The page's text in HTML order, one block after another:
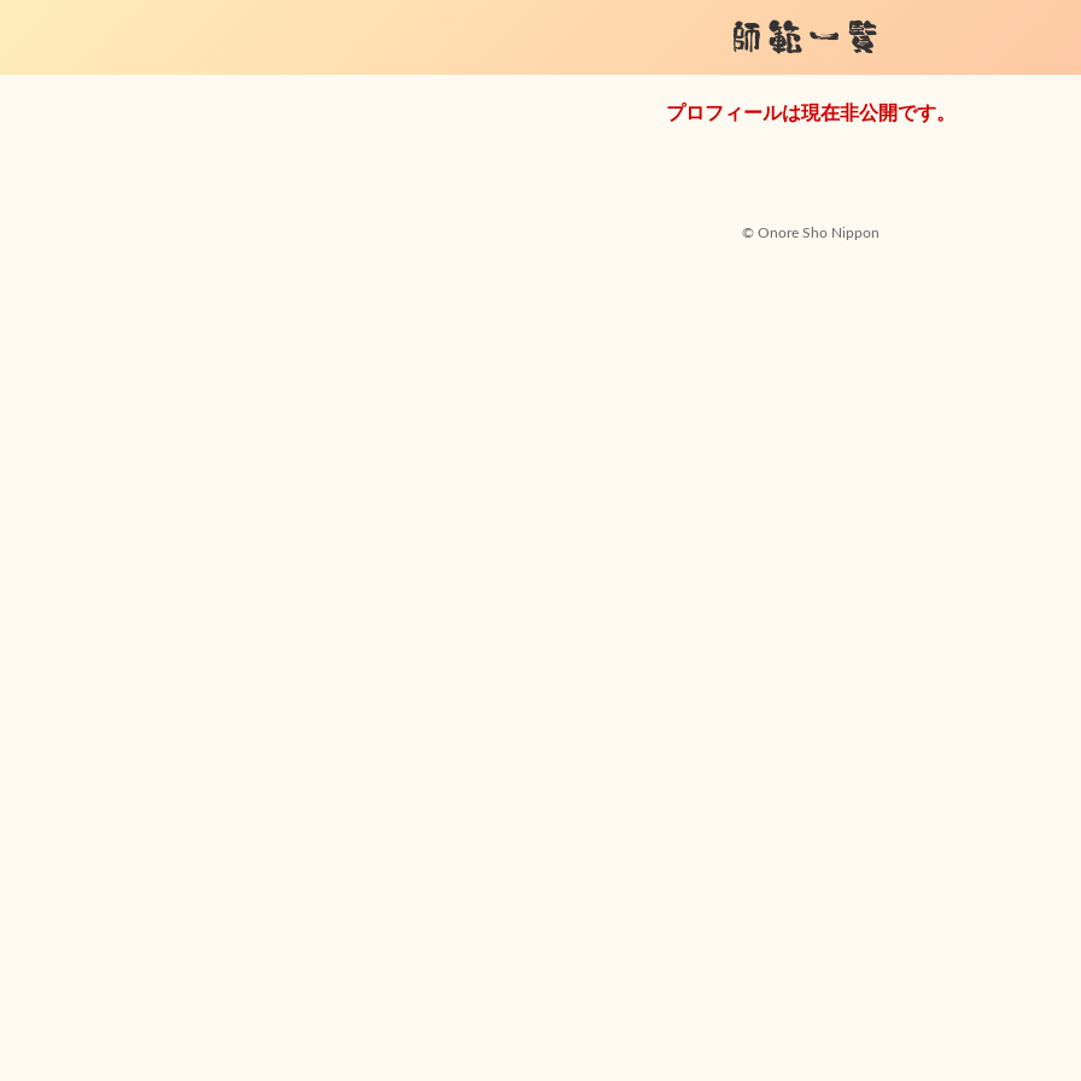
師範一覧
プロフィールは現在非公開です。
© Onore Sho Nippon